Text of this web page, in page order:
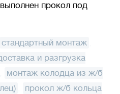
прокол под
стандартный монтаж
и разгрузка
монтаж колодца из ж/б
прокол ж/б кольца